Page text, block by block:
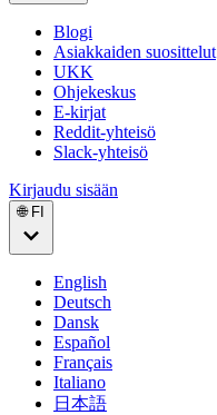
Blogi
Asiakkaiden suosittelut
UKK
Ohjekeskus
E-kirjat
Reddit-yhteisö
Slack-yhteisö
Kirjaudu sisään
🌐 FI
English
Deutsch
Dansk
Español
Français
Italiano
日本語